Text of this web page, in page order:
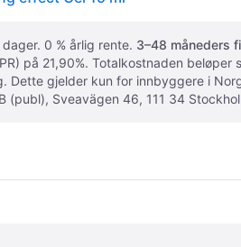
0 % årlig rente. 3–48 måneders
på 21,90%. Totalkostnaden
gjelder kun for innbyggere i
(publ), Sveavägen 46, 111 34